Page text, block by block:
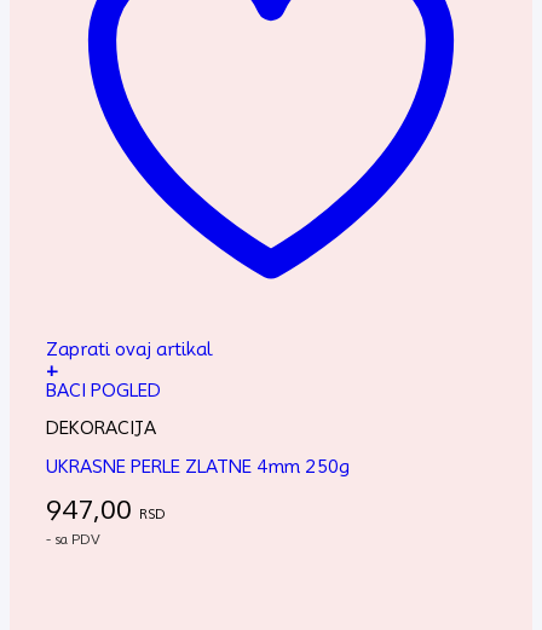
Zaprati ovaj artikal
+
BACI POGLED
DEKORACIJA
UKRASNE PERLE ZLATNE 4mm 250g
947,00 RSD
- sa PDV